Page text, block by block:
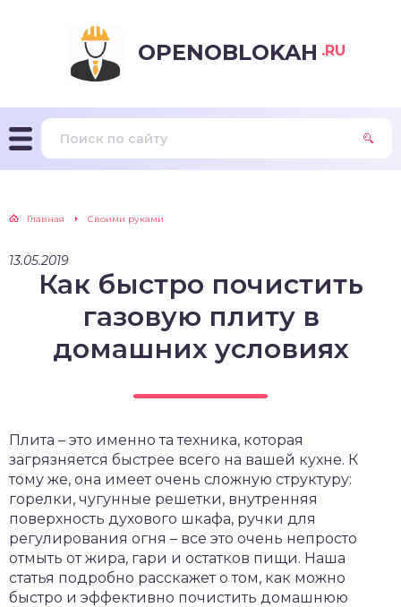
OPENOBLOKAH .RU
Главная Своими руками
13.05.2019
Как быстро почистить
газовую плиту в
домашних условиях
Плита – это именно та техника, которая
загрязняется быстрее всего на вашей кухне. К
тому же, она имеет очень сложную структуру:
горелки, чугунные решетки, внутренняя
поверхность духового шкафа, ручки для
регулирования огня – все это очень непросто
отмыть от жира, гари и остатков пищи. Наша
статья подробно расскажет о том, как можно
быстро и эффективно почистить домашнюю